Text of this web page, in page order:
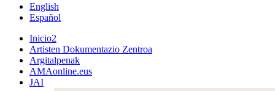
English
Español
Inicio2
Artisten Dokumentazio Zentroa
Argitalpenak
AMAonline.eus
JAI